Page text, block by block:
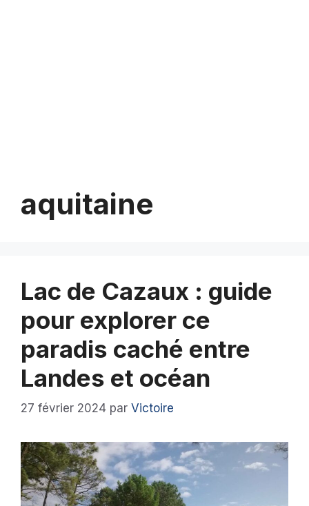
aquitaine
Lac de Cazaux : guide
pour explorer ce
paradis caché entre
Landes et océan
27 février 2024 par Victoire